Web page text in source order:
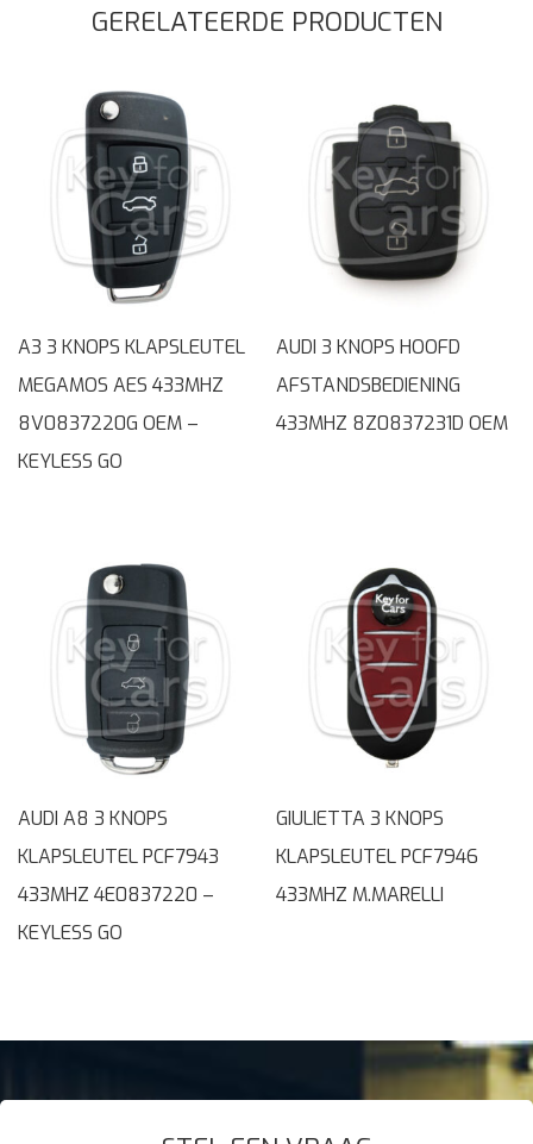
GERELATEERDE PRODUCTEN
A3 3 KNOPS KLAPSLEUTEL
MEGAMOS AES 433MHZ
8V0837220G OEM –
KEYLESS GO
AUDI 3 KNOPS HOOFD
AFSTANDSBEDIENING
433MHZ 8Z0837231D OEM
AUDI A8 3 KNOPS
KLAPSLEUTEL PCF7943
433MHZ 4E0837220 –
KEYLESS GO
GIULIETTA 3 KNOPS
KLAPSLEUTEL PCF7946
433MHZ M.MARELLI